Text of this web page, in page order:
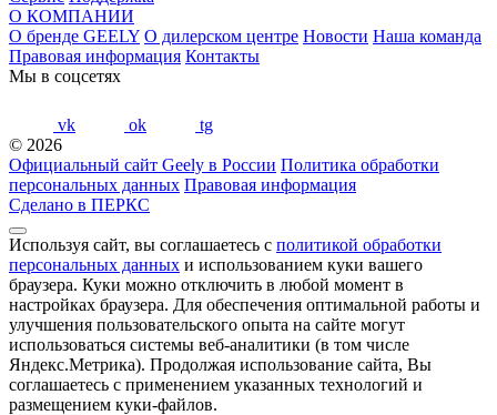
О КОМПАНИИ
О бренде GEELY О дилерском центре Новости Наша команда
Правовая информация Контакты
Мы в соцсетях
vk ok
tg
© 2026
Официальный сайт Geely в России Политика обработки
персональных данных Правовая информация
Сделано в ПЕРКС
Используя сайт, вы соглашаетесь с политикой обработки
персональных данных и использованием куки вашего
браузера. Куки можно отключить в любой момент в
настройках браузера. Для обеспечения оптимальной работы и
улучшения пользовательского опыта на сайте могут
использоваться системы веб-аналитики (в том числе
Яндекс.Метрика). Продолжая использование сайта, Вы
соглашаетесь с применением указанных технологий и
размещением куки-файлов.